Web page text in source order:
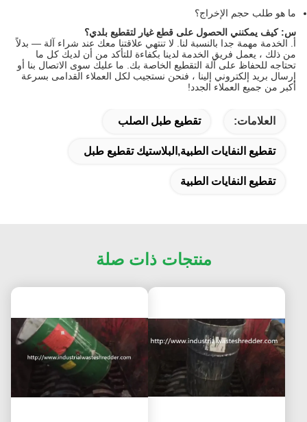
ما هو طلب حجم الإخراج؟
س: كيف يمكنني الحصول على قطع غيار لتقطيع بلدي؟
أ. الخدمة مهمة جدا بالنسبة لنا.
لا تنتهي علاقتنا معك عند شراء آلة — بدلاً
من ذلك ، يعمل فريق الخدمة لدينا بكفاءة للتأكد من أن لديك كل ما
تحتاجه للحفاظ على آلة التقطيع الخاصة بك.
ما عليك سوى الاتصال بنا أو
إرسال بريد إلكتروني إلينا ، فنحن نستجيب لكل العملاء القدامى بسرعة
أكبر من جميع العملاء الجدد!
العلامات: تقطيع طبل الصلب
تقطيع النفايات الطبية,البلاستيك تقطيع طبل
تقطيع النفايات الطبية
منتجات ذات صلة